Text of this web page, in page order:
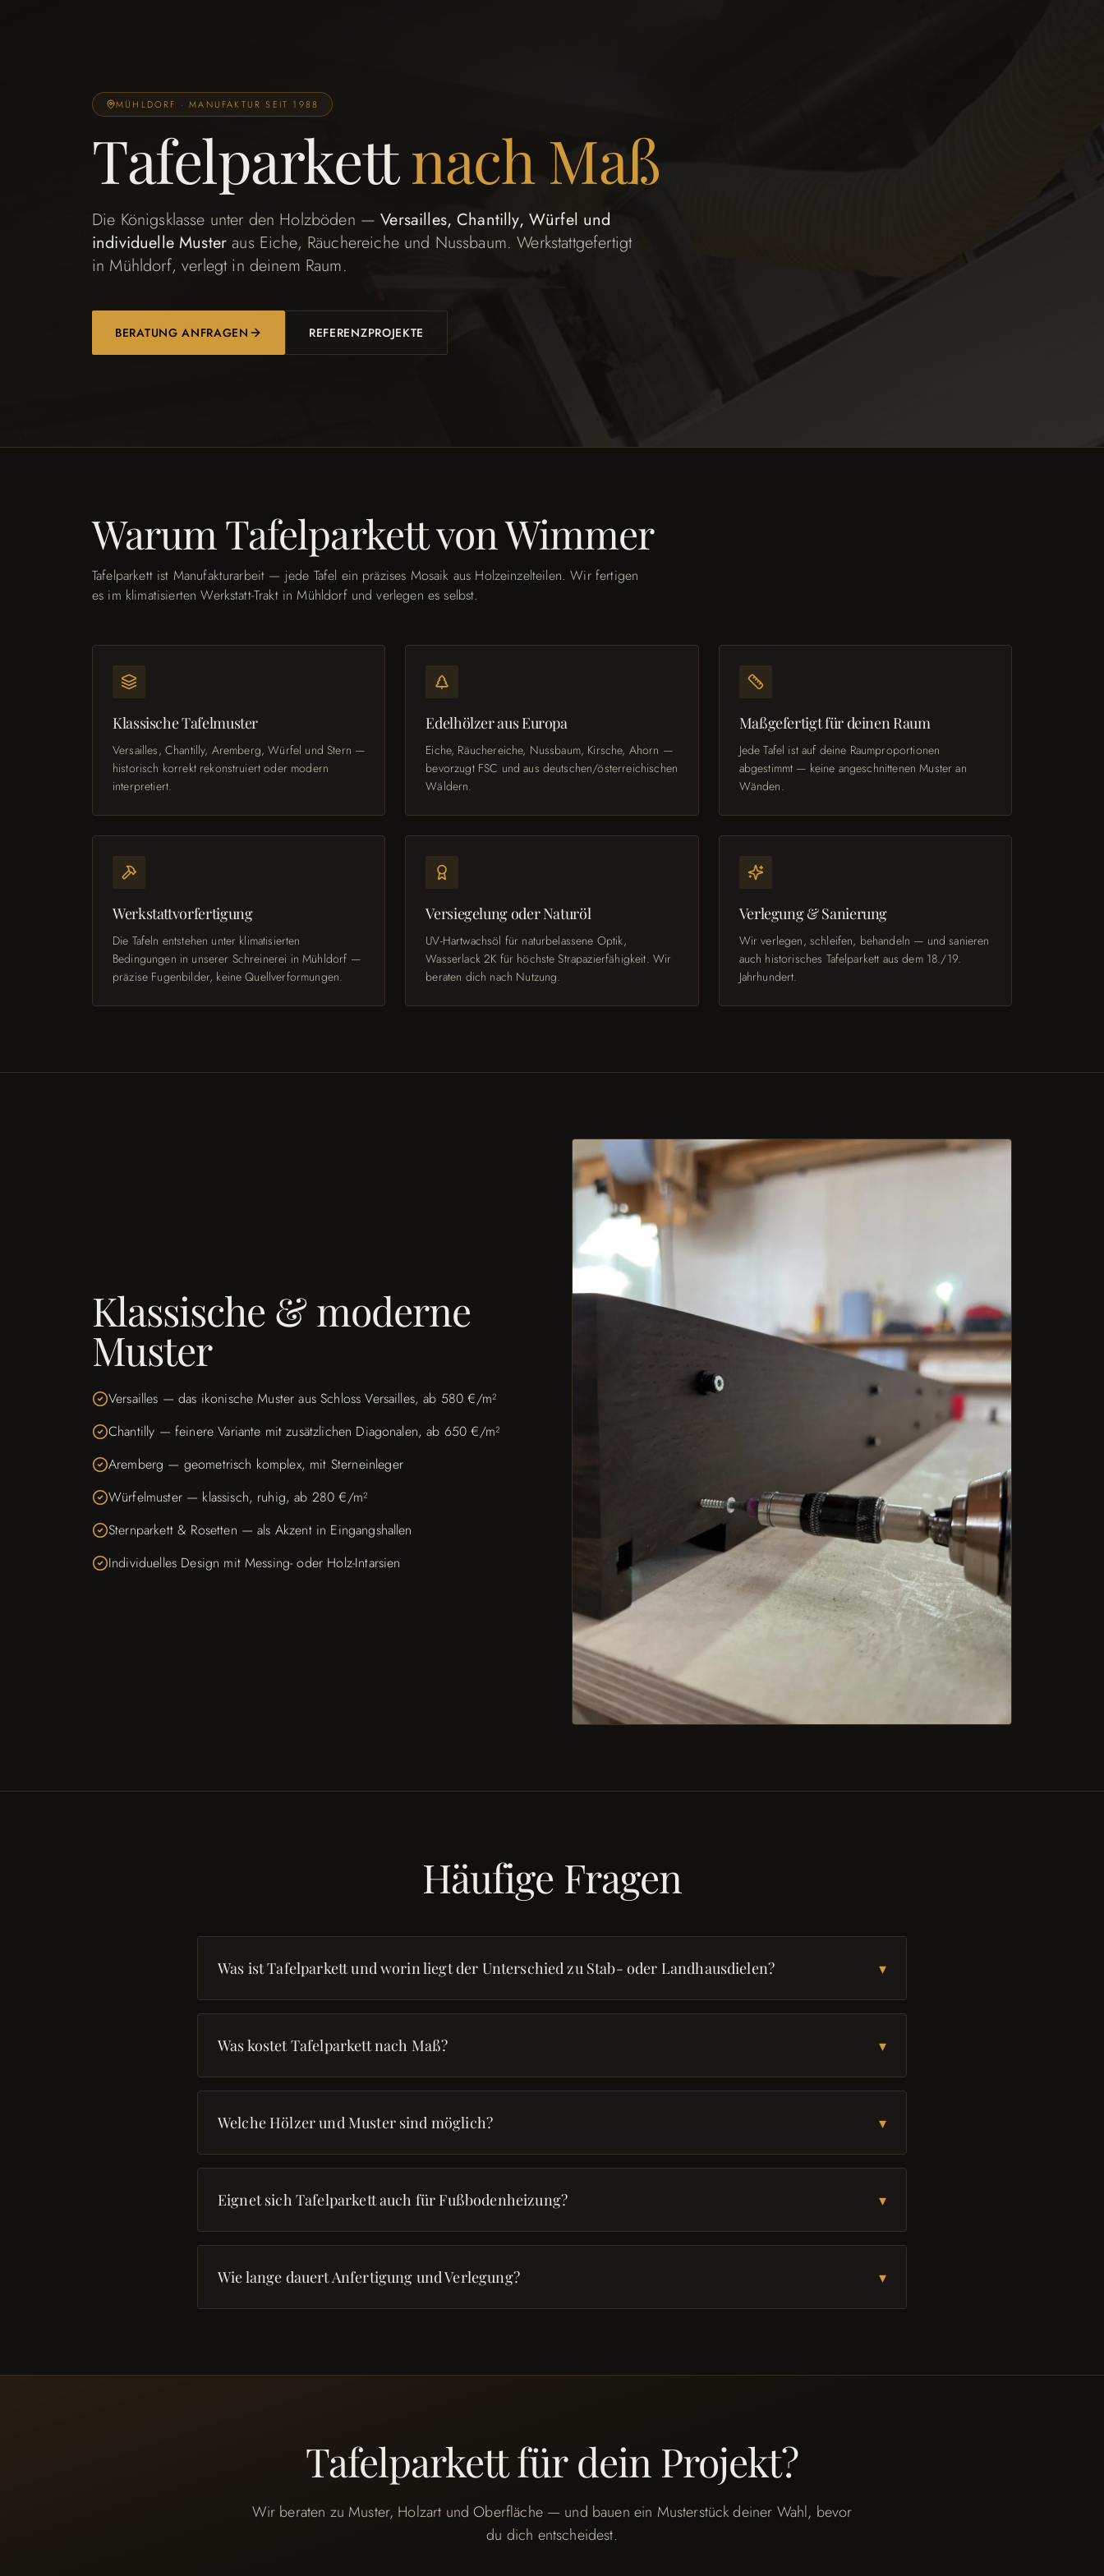
MÜHLDORF · MANUFAKTUR SEIT 1988
Tafelparkettnach Maß
Die Königsklasse unter den Holzböden —Versailles, Chantilly, Würfel und
individuelle Muster aus Eiche, Räuchereiche und Nussbaum. Werkstattgefertigt
in Mühldorf, verlegt in deinem Raum.
BERATUNG ANFRAGEN REFERENZPROJEKTE
Warum Tafelparkett von Wimmer
Tafelparkett ist Manufakturarbeit — jede Tafel ein präzises Mosaik aus Holzeinzelteilen. Wir fertigen
es im klimatisierten Werkstatt-Trakt in Mühldorf und verlegen es selbst.
Klassische Tafelmuster
Versailles, Chantilly, Aremberg, Würfel und Stern —
historisch korrekt rekonstruiert oder modern
interpretiert.
Edelhölzer aus Europa
Eiche, Räuchereiche, Nussbaum, Kirsche, Ahorn —
bevorzugt FSC und aus deutschen/österreichischen
Wäldern.
Maßgefertigt für deinen Raum
Jede Tafel ist auf deine Raumproportionen
abgestimmt — keine angeschnittenen Muster an
Wänden.
Werkstattvorfertigung
Die Tafeln entstehen unter klimatisierten
Bedingungen in unserer Schreinerei in Mühldorf —
präzise Fugenbilder, keine Quellverformungen.
Versiegelung oder Naturöl
UV-Hartwachsöl für naturbelassene Optik,
Wasserlack 2K für höchste Strapazierfähigkeit. Wir
beraten dich nach Nutzung.
Verlegung & Sanierung
Wir verlegen, schleifen, behandeln — und sanieren
auch historisches Tafelparkett aus dem 18./19.
Jahrhundert.
Klassische & moderne
Muster
Versailles — das ikonische Muster aus Schloss Versailles, ab 580 €/m²
Chantilly — feinere Variante mit zusätzlichen Diagonalen, ab 650 €/m²
Aremberg — geometrisch komplex, mit Sterneinleger
Würfelmuster — klassisch, ruhig, ab 280 €/m²
Sternparkett & Rosetten — als Akzent in Eingangshallen
Individuelles Design mit Messing- oder Holz-Intarsien
Häufige Fragen
Was ist Tafelparkett und worin liegt der Unterschied zu Stab- oder Landhausdielen? ▾
Was kostet Tafelparkett nach Maß? ▾
Welche Hölzer und Muster sind möglich? ▾
Eignet sich Tafelparkett auch für Fußbodenheizung? ▾
Wie lange dauert Anfertigung und Verlegung? ▾
Tafelparkett für dein Projekt?
Wir beraten zu Muster, Holzart und Oberfläche — und bauen ein Musterstück deiner Wahl, bevor
du dich entscheidest.